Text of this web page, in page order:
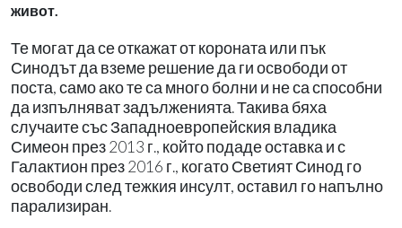
живот.
Те могат да се откажат от короната или пък
Синодът да вземе решение да ги освободи от
поста, само ако те са много болни и не са способни
да изпълняват задълженията. Такива бяха
случаите със Западноевропейския владика
Симеон през 2013 г., който подаде оставка и с
Галактион през 2016 г., когато Светият Синод го
освободи след тежкия инсулт, оставил го напълно
парализиран.